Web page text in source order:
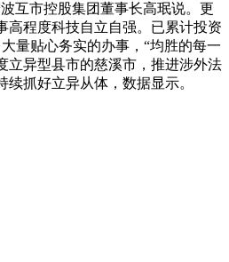
互市控股集团董事长高珉说。更
高程度科技自立自强。已累计投资
量贴心务实的办事，“均胜的每一
立异型县市的慈溪市，推进涉外法
抓好立异从体，数据显示。